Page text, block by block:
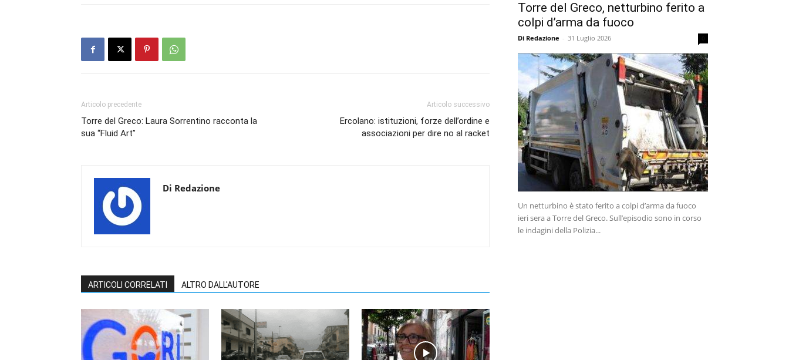
Articolo precedente
Torre del Greco: Laura Sorrentino racconta la
sua “Fluid Art”
Articolo successivo
Ercolano: istituzioni, forze dell’ordine e
associazioni per dire no al racket
Di Redazione
ARTICOLI CORRELATI ALTRO DALL'AUTORE
Torre del Greco, netturbino ferito a
colpi d’arma da fuoco
Di Redazione - 31 Luglio 2026
Un netturbino è stato ferito a colpi d’arma da fuoco
ieri sera a Torre del Greco. Sull’episodio sono in corso
le indagini della Polizia...